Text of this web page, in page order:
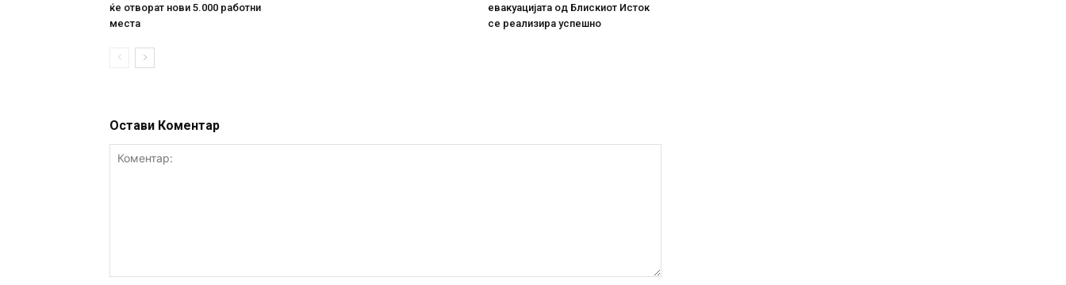
ќе отворат нови 5.000 работни
места
евакуацијата од Блискиот Исток
се реализира успешно
Остави Коментар